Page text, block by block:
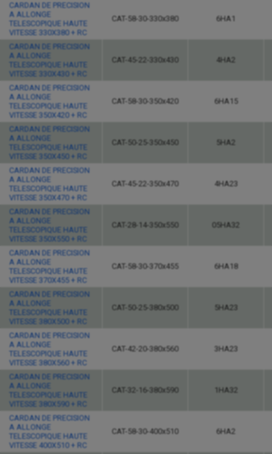
CARDAN DE PRECISION
A ALLONGE
TELESCOPIQUE HAUTE
VITESSE 330X380 + RC
CAT-58-30-330x380 6HA1
CARDAN DE PRECISION
A ALLONGE
TELESCOPIQUE HAUTE
VITESSE 330X430 + RC
CAT-45-22-330x430 4HA2
CARDAN DE PRECISION
A ALLONGE
TELESCOPIQUE HAUTE
VITESSE 350X420 + RC
CAT-58-30-350x420 6HA15
CARDAN DE PRECISION
A ALLONGE
TELESCOPIQUE HAUTE
VITESSE 350X450 + RC
CAT-50-25-350x450 5HA2
CARDAN DE PRECISION
A ALLONGE
TELESCOPIQUE HAUTE
VITESSE 350X470 + RC
CAT-45-22-350x470 4HA23
CARDAN DE PRECISION
A ALLONGE
TELESCOPIQUE HAUTE
VITESSE 350X550 + RC
CAT-28-14-350x550 05HA32
CARDAN DE PRECISION
A ALLONGE
TELESCOPIQUE HAUTE
VITESSE 370X455 + RC
CAT-58-30-370x455 6HA18
CARDAN DE PRECISION
A ALLONGE
TELESCOPIQUE HAUTE
VITESSE 380X500 + RC
CAT-50-25-380x500 5HA23
CARDAN DE PRECISION
A ALLONGE
TELESCOPIQUE HAUTE
VITESSE 380X560 + RC
CAT-42-20-380x560 3HA23
CARDAN DE PRECISION
A ALLONGE
TELESCOPIQUE HAUTE
VITESSE 380X590 + RC
CAT-32-16-380x590 1HA32
CARDAN DE PRECISION
A ALLONGE
TELESCOPIQUE HAUTE
VITESSE 400X510 + RC
CAT-58-30-400x510 6HA2